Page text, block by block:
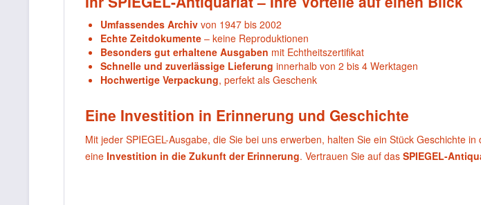
Umfassendes Archiv von 1947 bis 2002
Echte Zeitdokumente – keine Reproduktionen
Besonders gut erhaltene Ausgaben mit Echtheitszertifikat
Schnelle und zuverlässige Lieferung innerhalb von 2 bis 4 Werktagen
Hochwertige Verpackung, perfekt als Geschenk
Eine Investition in Erinnerung und Geschichte
Mit jeder SPIEGEL-Ausgabe, die Sie bei uns erwerben, halten Sie ein Stück Geschichte
eine Investition in die Zukunft der Erinnerung. Vertrauen Sie auf das SPIEGEL-